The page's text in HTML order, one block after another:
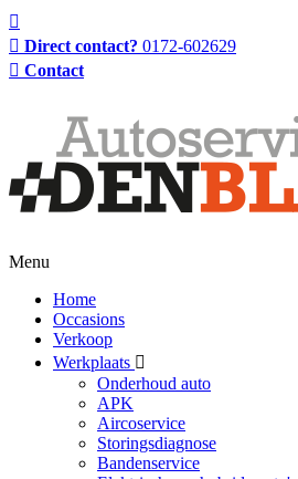
Direct contact? 0172-602629
Contact
Menu
Home
Occasions
Verkoop
Werkplaats
Onderhoud auto
APK
Aircoservice
Storingsdiagnose
Bandenservice